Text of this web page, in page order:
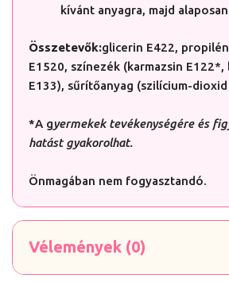
kívánt anyagra, majd
Összetevők:glicerin E422,
E1520, színezék (karmazsin
E133), sűrítőanyag (szilícium-dioxid
*A gyermekek tevékenységére és
hatást gyakorolhat.
Önmagában nem fogyasztandó.
Vélemények (0)